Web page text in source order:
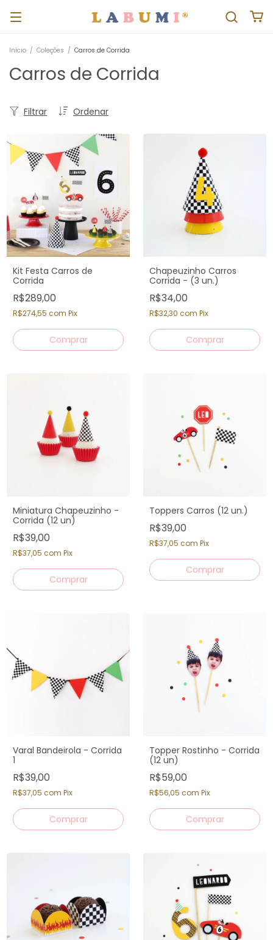
Início / Coleções / Carros de Corrida
Carros de Corrida
Ordenar
Filtrar
Kit Festa Carros de
Corrida
R$289,00
R$274,55 com Pix
Chapeuzinho Carros
Corrida - (3 un.)
R$34,00
R$32,30 com Pix
Miniatura Chapeuzinho -
Corrida (12 un)
R$39,00
R$37,05 com Pix
Toppers Carros (12 un.)
R$39,00
R$37,05 com Pix
Varal Bandeirola - Corrida
1
R$39,00
R$37,05 com Pix
Topper Rostinho - Corrida
(12 un)
R$59,00
R$56,05 com Pix